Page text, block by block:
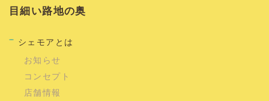
目細い路地の奥
シェモアとは
お知らせ
コンセプト
店舗情報